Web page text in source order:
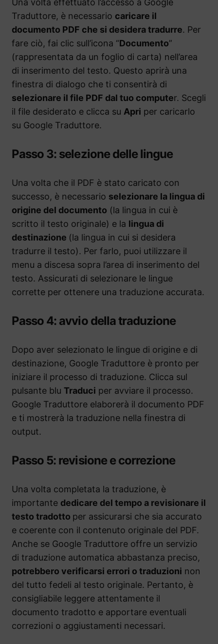
Una volta effettuato l’accesso a Google
Traduttore, è necessario caricare il
documento PDF che si desidera tradurre. Per
fare ciò, fai clic sull’icona “Documento”
(rappresentata da un foglio di carta) nell’area
di inserimento del testo. Questo aprirà una
finestra di dialogo che ti consentirà di
selezionare il file PDF dal tuo computer. Scegli
il file desiderato e clicca su Apri per caricarlo
su Google Traduttore.
Passo 3: selezione delle lingue
Una volta che il PDF è stato caricato con
successo, è necessario selezionare la lingua di
origine del documento (la lingua in cui è
scritto il testo originale) e la lingua di
destinazione (la lingua in cui si desidera
tradurre il testo). Per farlo, puoi utilizzare il
menu a discesa sopra l’area di inserimento del
testo. Assicurati di selezionare le lingue
corrette per ottenere una traduzione accurata.
Passo 4: avvio della traduzione
Dopo aver selezionato le lingue di origine e di
destinazione, Google Traduttore è pronto per
iniziare il processo di traduzione. Clicca sul
pulsante blu Traduci per avviare il processo.
Google Traduttore elaborerà il documento PDF
e ti mostrerà la traduzione nella finestra di
output.
Passo 5: revisione e correzione
Una volta completata la traduzione, è
importante dedicare del tempo a revisionare il
testo tradotto per assicurarsi che sia accurato
e coerente con il contenuto originale del PDF.
Anche se Google Traduttore offre un servizio
di traduzione automatica abbastanza preciso,
potrebbero verificarsi errori o traduzioni non
del tutto fedeli al testo originale. Pertanto, è
consigliabile leggere attentamente il
documento tradotto e apportare eventuali
correzioni o aggiustamenti necessari.